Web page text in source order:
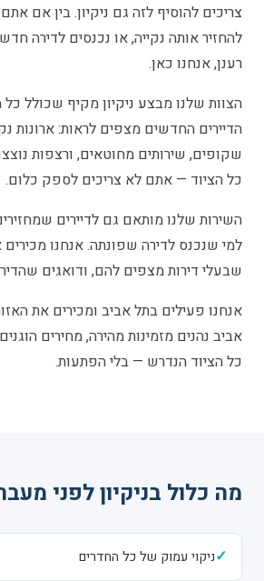
צריכים להוסיף לזה גם ניקיון. בין אם
להחזיר אותה נקייה, או נכנסים לדירה
רענן, אנחנו כאן.
הצוות שלנו מבצע ניקיון מקיף שכולל
הדיירים החדשים מצפים לראות: ארונות
שקופים, שירותים מחוטאים, ורצפות
כל הציוד — אתם לא צריכים לספק כלום.
השירות שלנו מותאם גם לדיירים
למי שנכנס לדירה שפונתה. אנחנו
שבעלי דירות מצפים להם, ודואגים
אנחנו פעילים בתל אביב ומכירים את
אביב נהנים מזמינות מהירה, מחירים
כל הציוד הנדרש — בלי הפתעות.
מה כלול בניקיון לפני
✓ניקוי עמוק של כל החדרים